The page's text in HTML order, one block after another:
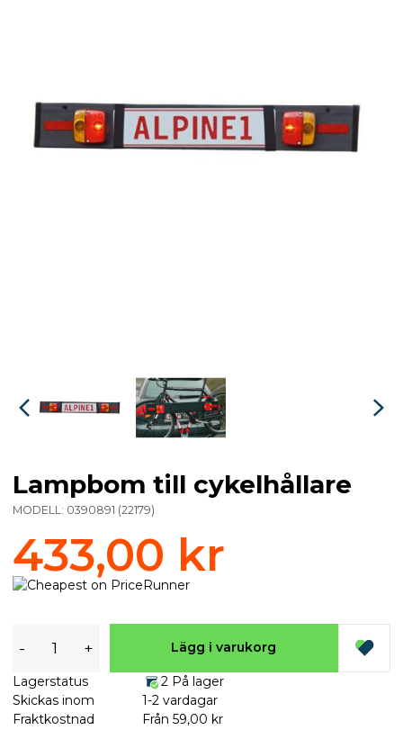
Lampbom till cykelhållare
MODELL: 0390891 (22179)
433,00 kr
- + Lägg i varukorg
Lagerstatus
2 På lager
Skickas inom
1-2 vardagar
Fraktkostnad
Från 59,00 kr